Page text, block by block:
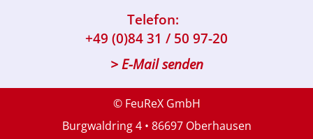
Telefon:
+49 (0)84 31 / 50 97-20
> E-Mail senden
© FeuReX GmbH
Burgwaldring 4 • 86697 Oberhausen